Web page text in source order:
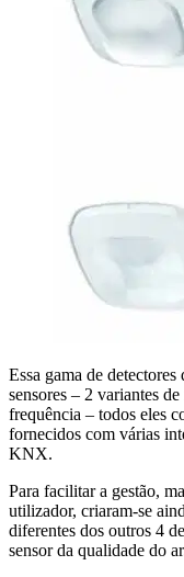
Essa gama de
sensores – 2 variantes
frequência – todos eles
fornecidos com várias
KNX.
Para facilitar a gestão,
utilizador, criaram-se
diferentes dos outros 4
sensor da qualidade do